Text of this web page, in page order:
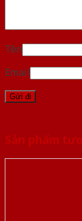
Tên
Email
Sản phẩm